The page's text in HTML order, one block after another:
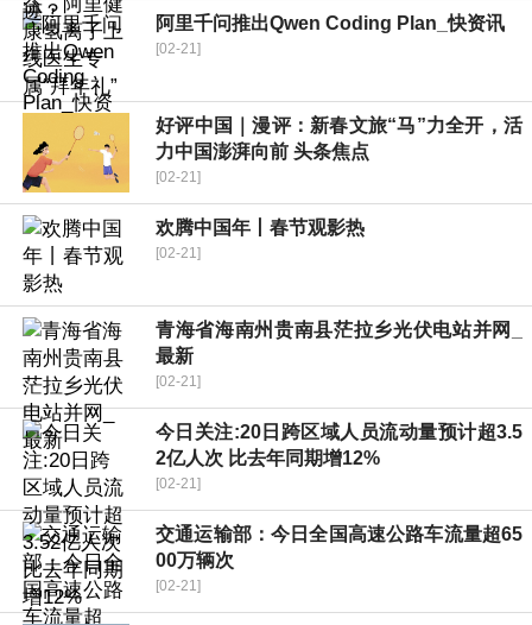
阿里千问推出Qwen Coding Plan_快资讯
[02-21]
好评中国｜漫评：新春文旅“马”力全开，活
力中国澎湃向前 头条焦点
[02-21]
欢腾中国年丨春节观影热
[02-21]
青海省海南州贵南县茫拉乡光伏电站并网_
最新
[02-21]
今日关注:20日跨区域人员流动量预计超3.5
2亿人次 比去年同期增12%
[02-21]
交通运输部：今日全国高速公路车流量超65
00万辆次
[02-21]